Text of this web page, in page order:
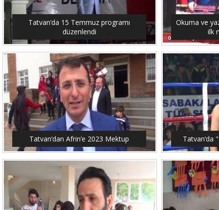
Tatvan’da 15 Temmuz programı
düzenlendi
Okuma ve
ilk
Tatvan’dan Afrin’e 2023 Mektup Tatvan’da